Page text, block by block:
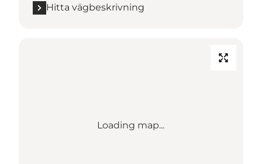
Hitta vägbeskrivning
Loading map...